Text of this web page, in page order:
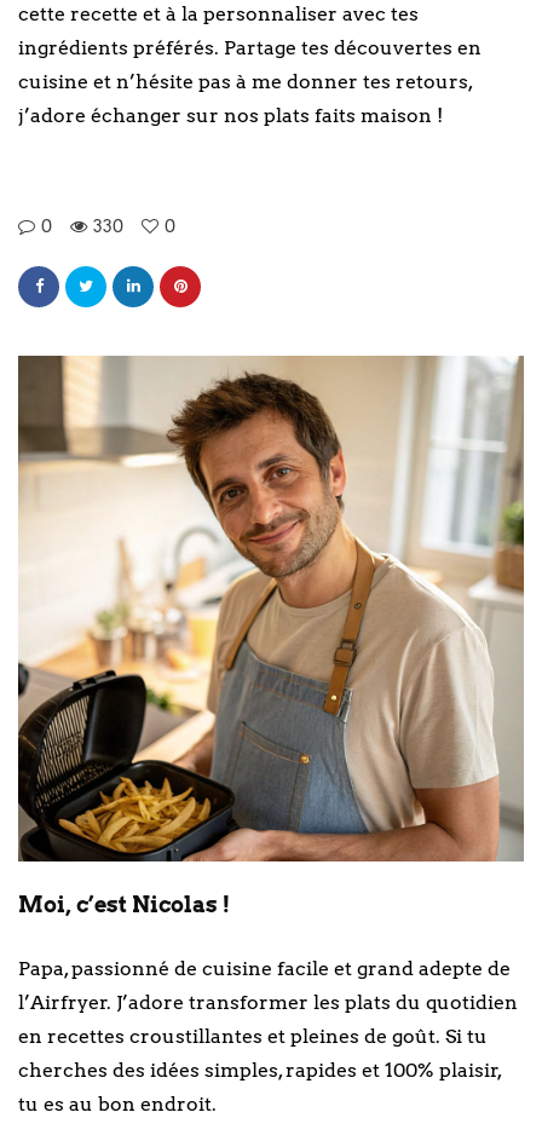
cette recette et à la personnaliser avec tes
ingrédients préférés. Partage tes découvertes en
cuisine et n’hésite pas à me donner tes retours,
j’adore échanger sur nos plats faits maison !
0 330 0
Moi, c’est Nicolas !
Papa, passionné de cuisine facile et grand adepte de
l’Airfryer. J’adore transformer les plats du quotidien
en recettes croustillantes et pleines de goût. Si tu
cherches des idées simples, rapides et 100% plaisir,
tu es au bon endroit.